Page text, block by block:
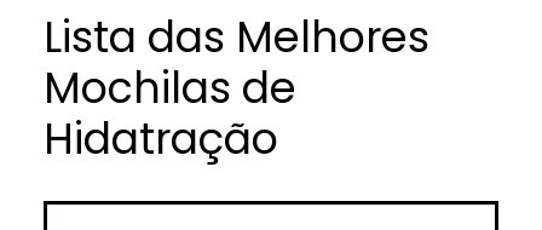
Lista das Melhores
Mochilas de
Hidatração